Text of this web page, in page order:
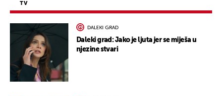
TV
DALEKI GRAD
Daleki grad: Jako je ljuta jer se miješa u
njezine stvari